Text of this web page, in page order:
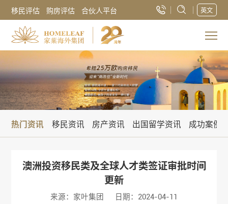
移民评估 购房评估 合伙人平台 英文
热门资讯 移民资讯 房产资讯 出国留学资讯 成功案例
澳洲投资移民类及全球人才类签证审批时间
更新
来源：家叶集团 日期：2024-04-11